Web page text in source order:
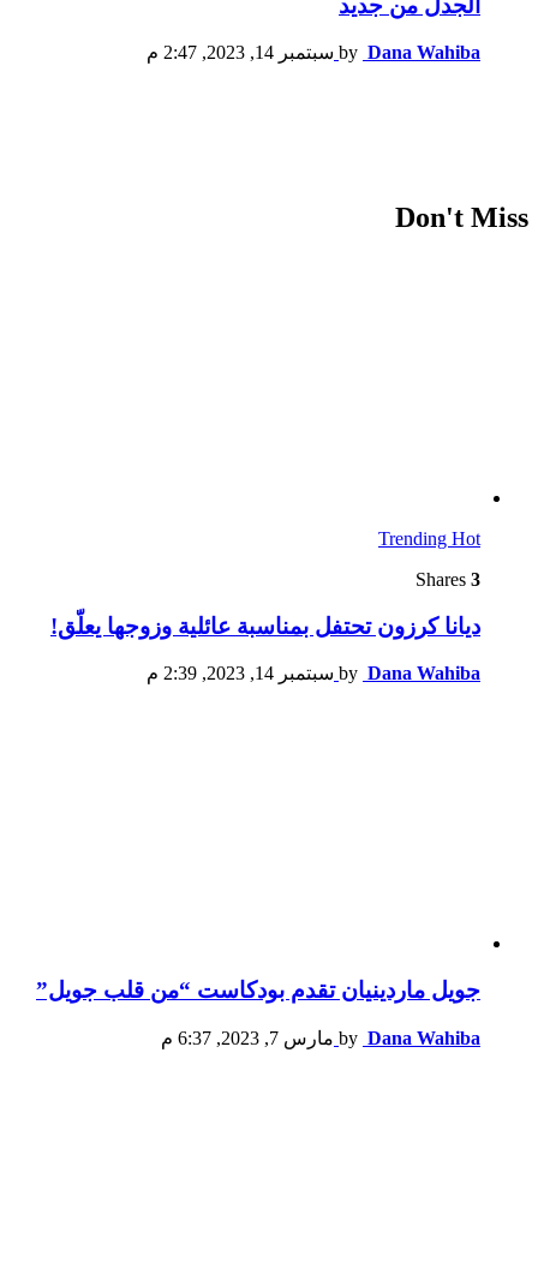
by Dana Wahiba سبتمبر 14, 2023, 2:47 م
Don't Miss
Trending Hot
3
ديانا كرزون تحتفل بمناسبة عائلية وزوجها يعلّق!
by Dana Wahiba سبتمبر 14, 2023, 2:39 م
جويل ماردينيان تقدم بودكاست “من قلب جويل”
by Dana Wahiba مارس 7, 2023, 6:37 م